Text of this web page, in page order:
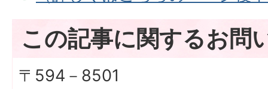
この記事に関するお問
〒594－8501